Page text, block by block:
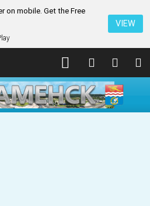
on mobile. Get the Free
VIEW